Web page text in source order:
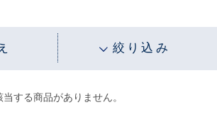
絞り込み
当する商品がありません。